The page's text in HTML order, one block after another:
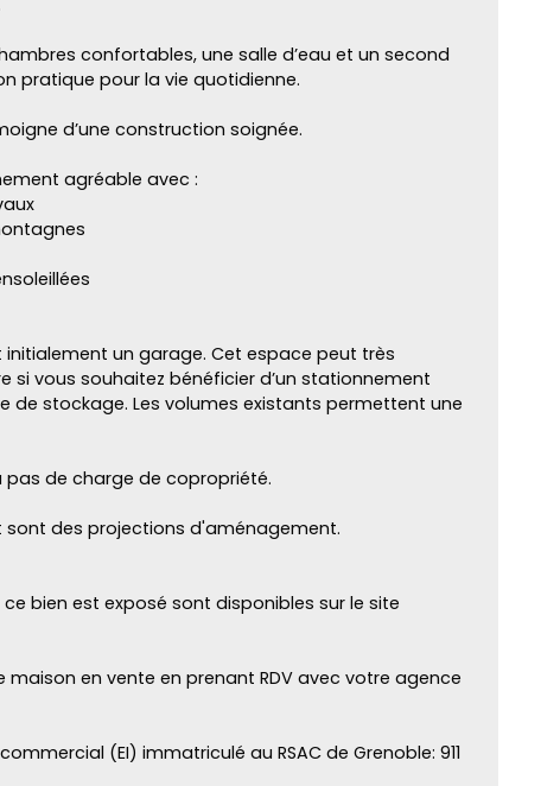
confortables, une salle d’eau et un second
pratique pour la vie quotidienne.
d’une construction soignée.
agréable avec :
un garage. Cet espace peut très
vous souhaitez bénéficier d’un stationnement
de stockage. Les volumes existants permettent une
pas de charge de copropriété.
des projections d'aménagement.
bien est exposé sont disponibles sur le site
en vente en prenant RDV avec votre agence
(EI) immatriculé au RSAC de Grenoble: 911